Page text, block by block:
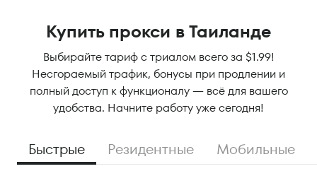
Купить прокси в Таиланде
Выбирайте тариф с триалом всего за $1.99!
Несгораемый трафик, бонусы при продлении и
полный доступ к функционалу — всё для вашего
удобства. Начните работу уже сегодня!
Быстрые Резидентные Мобильные